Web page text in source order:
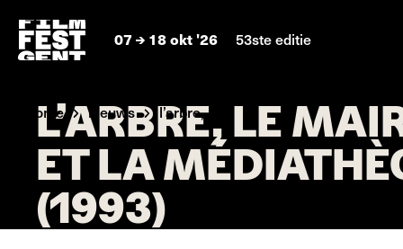
07 18 okt '26 53ste editie
home nieuws l’arbre, le ...
L’ARBRE, LE
ET LA
(1993)